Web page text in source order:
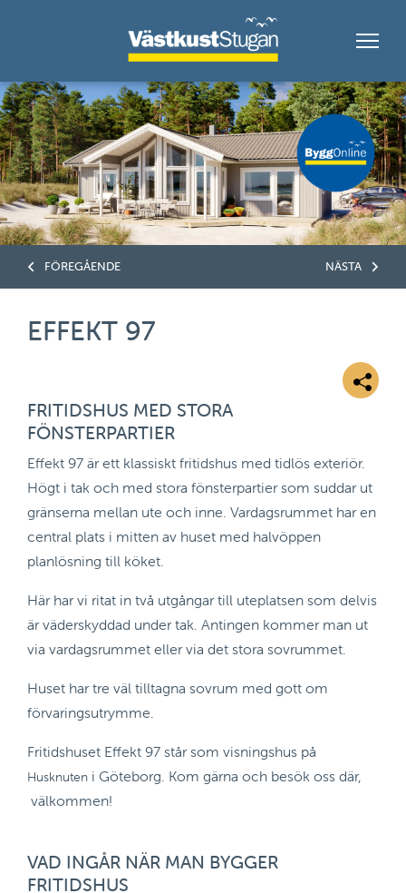
FÖREGÅENDE NÄSTA
EFFEKT 97
FRITIDSHUS MED STORA
FÖNSTERPARTIER
Effekt 97 är ett klassiskt fritidshus med tidlös exteriör.
Högt i tak och med stora fönsterpartier som suddar ut
gränserna mellan ute och inne. Vardagsrummet har en
central plats i mitten av huset med halvöppen
planlösning till köket.
Här har vi ritat in två utgångar till uteplatsen som delvis
är väderskyddad under tak. Antingen kommer man ut
via vardagsrummet eller via det stora sovrummet.
Huset har tre väl tilltagna sovrum med gott om
förvaringsutrymme.
Fritidshuset Effekt 97 står som visningshus på
Husknuten i Göteborg. Kom gärna och besök oss där,
välkommen!
VAD INGÅR NÄR MAN BYGGER
FRITIDSHUS